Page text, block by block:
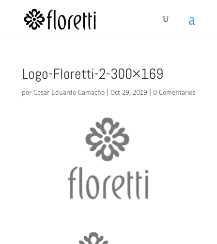
Logo-Floretti-2-300×169
por Cesar Eduardo Camacho| Oct 29, 2019 | 0 Comentarios